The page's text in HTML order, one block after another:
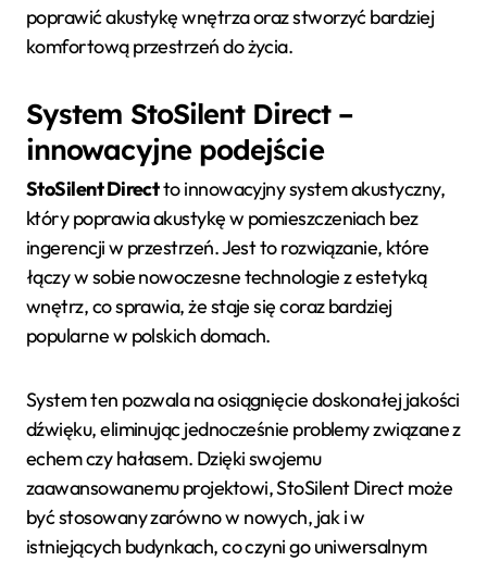
poprawić akustykę wnętrza oraz stworzyć bardziej
komfortową przestrzeń do życia.
System StoSilent Direct –
innowacyjne podejście
StoSilent Directto innowacyjny system akustyczny,
który poprawia akustykę w pomieszczeniach bez
ingerencji w przestrzeń. Jest to rozwiązanie, które
łączy w sobie nowoczesne technologie z estetyką
wnętrz, co sprawia, że staje się coraz bardziej
popularne w polskich domach.
System ten pozwala na osiągnięcie doskonałej jakości
dźwięku, eliminując jednocześnie problemy związane z
echem czy hałasem. Dzięki swojemu
zaawansowanemu projektowi, StoSilent Direct może
być stosowany zarówno w nowych, jak i w
istniejących budynkach, co czyni go uniwersalnym